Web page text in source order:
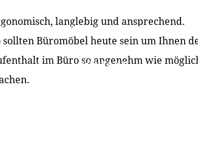
ÜBER UNS PARTNER &
KONTAKT
langlebig und ansprechend.
sollten Büromöbel heute sein um Ihnen
im Büro so angenehm wie